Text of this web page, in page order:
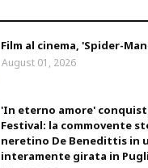
Film al cinema, 'Spider-
August 01, 2026
'In eterno amore'
Festival: la commovente
neretino De Benedittis in
interamente girata in